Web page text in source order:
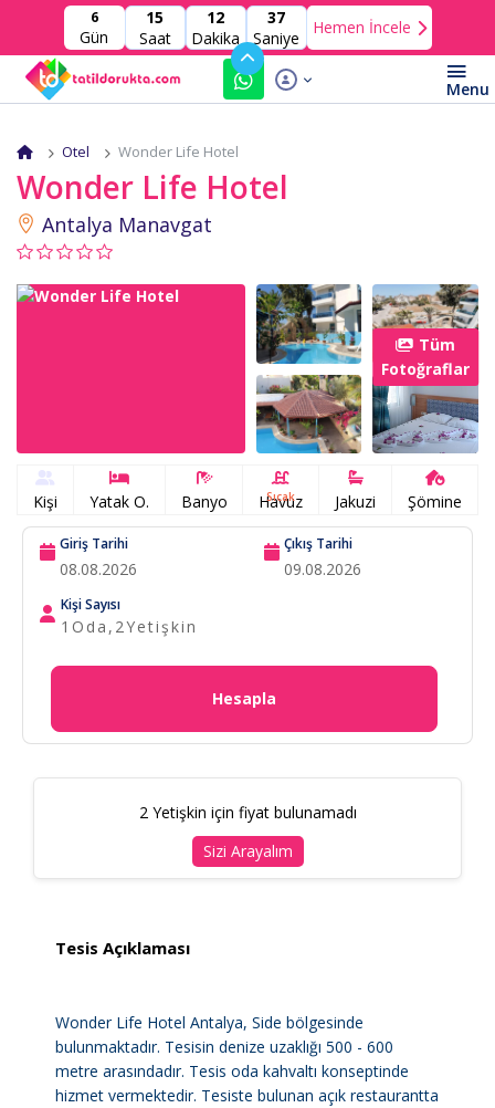
6
Gün
15
Saat
12
Dakika
35
Saniye
Hemen İncele
Otel Wonder Life Hotel
Wonder Life Hotel
Antalya Manavgat
Tüm
Fotoğraflar
Kişi Yatak O. Banyo Sıcak
Havuz Jakuzi Şömine
Giriş Tarihi Çıkış Tarihi
Kişi Sayısı
1 Oda, 2Yetişkin
Hesapla
2 Yetişkin için fiyat bulunamadı
Sizi Arayalım
Tesis Açıklaması
Wonder Life Hotel Antalya, Side bölgesinde
bulunmaktadır. Tesisin denize uzaklığı 500 - 600
metre arasındadır. Tesis oda kahvaltı konseptinde
hizmet vermektedir. Tesiste bulunan açık restaurantta